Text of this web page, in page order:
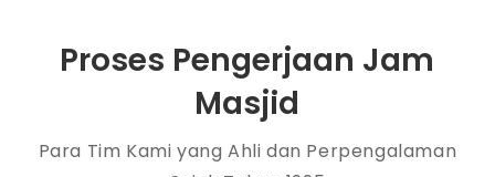
Proses Pengerjaan Jam
Masjid
Para Tim Kami yang Ahli dan Perpengalaman